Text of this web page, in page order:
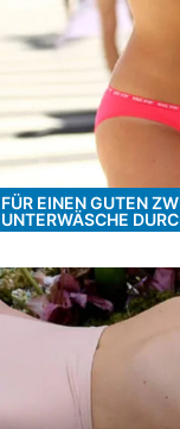
FÜR EINEN GUTEN
UNTERWÄSCHE